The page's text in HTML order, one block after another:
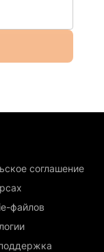
соглашение
файлов